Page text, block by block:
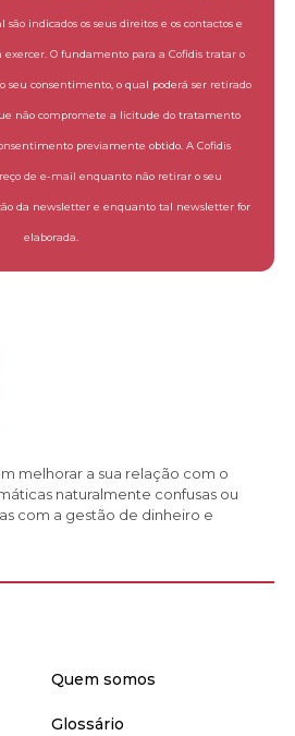
são indicados os seus direitos e os contactos e
exercer. O fundamento para a Cofidis tratar o
seu consentimento, o qual poderá ser retirado
não compromete a licitude do tratamento
previamente obtido. A Cofidis
de e-mail enquanto não retirar o seu
da newsletter e enquanto tal newsletter for
elaborada.
melhorar a sua relação com o
naturalmente confusas ou
com a gestão de dinheiro e
Quem somos
Glossário